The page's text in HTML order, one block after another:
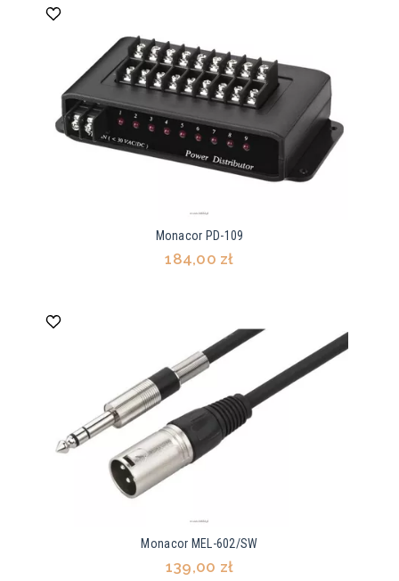
Monacor PD-109
184,00 zł
Monacor MEL-602/SW
139,00 zł